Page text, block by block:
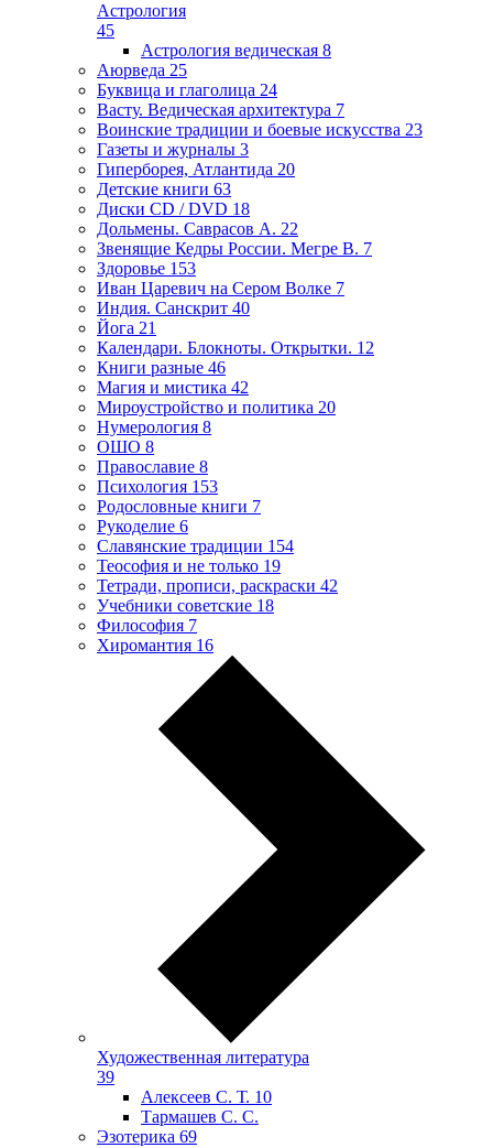
Астрология
45
Астрология ведическая 8
Аюрведа 25
Буквица и глаголица 24
Васту. Ведическая архитектура 7
Воинские традиции и боевые искусства 23
Газеты и журналы 3
Гиперборея, Атлантида 20
Детские книги 63
Диски CD / DVD 18
Дольмены. Саврасов А. 22
Звенящие Кедры России. Мегре В. 7
Здоровье 153
Иван Царевич на Сером Волке 7
Индия. Санскрит 40
Йога 21
Календари. Блокноты. Открытки. 12
Книги разные 46
Магия и мистика 42
Мироустройство и политика 20
Нумерология 8
ОШО 8
Православие 8
Психология 153
Родословные книги 7
Рукоделие 6
Славянские традиции 154
Теософия и не только 19
Тетради, прописи, раскраски 42
Учебники советские 18
Философия 7
Хиромантия 16
Художественная литература
39
Алексеев С. Т. 10
Тармашев С. С.
Эзотерика 69